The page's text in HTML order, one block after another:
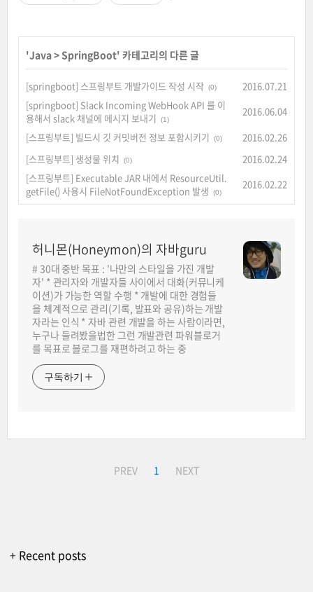
'Java> SpringBoot' 카테고리의 다른 글
[springboot] 스프링부트 개발가이드 작성 시작 (0)
2016.07.21
[springboot] Slack Incoming WebHook API 를 이
용해서 slack 채널에 메시지 보내기
(1)
2016.06.04
[스프링부트] 빌드시 깃 커밋버전 정보 포함시키기
(0)
2016.02.26
[스프링부트] 생성물 위치
(0)
2016.02.24
[스프링부트] Executable JAR 내에서 ResourceUtil.
getFile() 사용시 FileNotFoundException 발생
(0)
2016.02.22
허니몬(Honeymon)의 자바guru
# 30대 중반 목표 : '나만의 스타일을 가진 개발
자' * 관리자와 개발자들 사이에서 대화(커뮤니케
이션)가 가능한 역할 수행 * 개발에 대한 경험들
을 체계적으로 관리(기록, 발표와 공유)하는 개발
자라는 인식 * 자바 관련 개발을 하는 사람이라면,
누구나 들려봤을법한 그런 개발관련 파워블로거
를 목표로 블로그를 재편하려고 하는 중
구독하기
PREV 1 NEXT
+ Recent posts